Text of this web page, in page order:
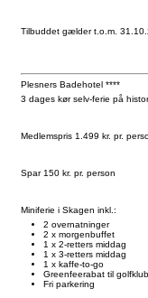
Tilbuddet gælder t.o.m.
Plesners Badehotel ****
3 dages kør selv-ferie på
Medlemspris 1.499 kr. pr.
Spar 150 kr. pr. person
Miniferie i Skagen inkl.:
2 overnatninger
2 x morgenbuffet
1 x 2-retters middag
1 x 3-retters middag
1 x kaffe-to-go
Greenfeerabat til
Fri parkering